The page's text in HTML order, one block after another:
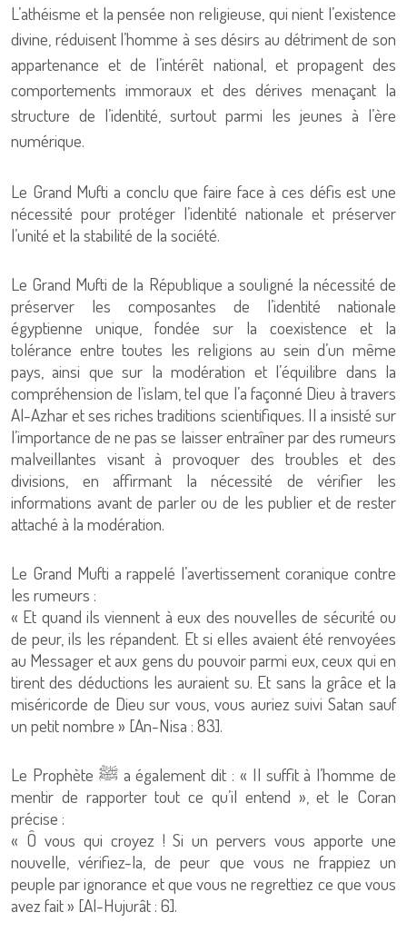
L’athéisme et la pensée non religieuse, qui nient l’existence
divine, réduisent l’homme à ses désirs au détriment de son
appartenance et de l’intérêt national, et propagent des
comportements immoraux et des dérives menaçant la
structure de l’identité, surtout parmi les jeunes à l’ère
numérique.
Le Grand Mufti a conclu que faire face à ces défis est une
nécessité pour protéger l’identité nationale et préserver
l’unité et la stabilité de la société.
Le Grand Mufti de la République a souligné la nécessité de
préserver les composantes de l’identité nationale
égyptienne unique, fondée sur la coexistence et la
tolérance entre toutes les religions au sein d’un même
pays, ainsi que sur la modération et l’équilibre dans la
compréhension de l’islam, tel que l’a façonné Dieu à travers
Al-Azhar et ses riches traditions scientifiques. Il a insisté sur
l’importance de ne pas se laisser entraîner par des rumeurs
malveillantes visant à provoquer des troubles et des
divisions, en affirmant la nécessité de vérifier les
informations avant de parler ou de les publier et de rester
attaché à la modération.
Le Grand Mufti a rappelé l’avertissement coranique contre
les rumeurs :
« Et quand ils viennent à eux des nouvelles de sécurité ou
de peur, ils les répandent. Et si elles avaient été renvoyées
au Messager et aux gens du pouvoir parmi eux, ceux qui en
tirent des déductions les auraient su. Et sans la grâce et la
miséricorde de Dieu sur vous, vous auriez suivi Satan sauf
un petit nombre » [An-Nisa : 83].
Le Prophète ﷺ a également dit : « Il suffit à l’homme de
mentir de rapporter tout ce qu’il entend », et le Coran
précise :
« Ô vous qui croyez ! Si un pervers vous apporte une
nouvelle, vérifiez-la, de peur que vous ne frappiez un
peuple par ignorance et que vous ne regrettiez ce que vous
avez fait » [Al-Hujurât : 6].